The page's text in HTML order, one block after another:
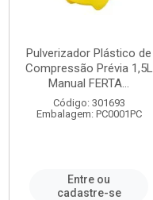
Pulverizador Plástico de
Compressão Prévia 1,5L
Manual FERTA...
Código: 301693
Embalagem: PC0001PC
Entre ou
cadastre-se